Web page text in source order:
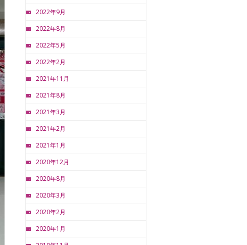
2022年9月
2022年8月
2022年5月
2022年2月
2021年11月
2021年8月
2021年3月
2021年2月
2021年1月
2020年12月
2020年8月
2020年3月
2020年2月
2020年1月